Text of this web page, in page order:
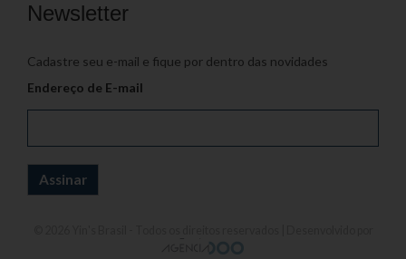
Newsletter
Cadastre seu e-mail e fique por dentro das novidades
Endereço de E-mail